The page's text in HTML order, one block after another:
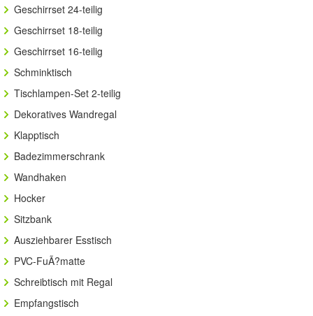
Geschirrset 24-teilig
Geschirrset 18-teilig
Geschirrset 16-teilig
Schminktisch
Tischlampen-Set 2-teilig
Dekoratives Wandregal
Klapptisch
Badezimmerschrank
Wandhaken
Hocker
Sitzbank
Ausziehbarer Esstisch
PVC-FuÃ?matte
Schreibtisch mit Regal
Empfangstisch